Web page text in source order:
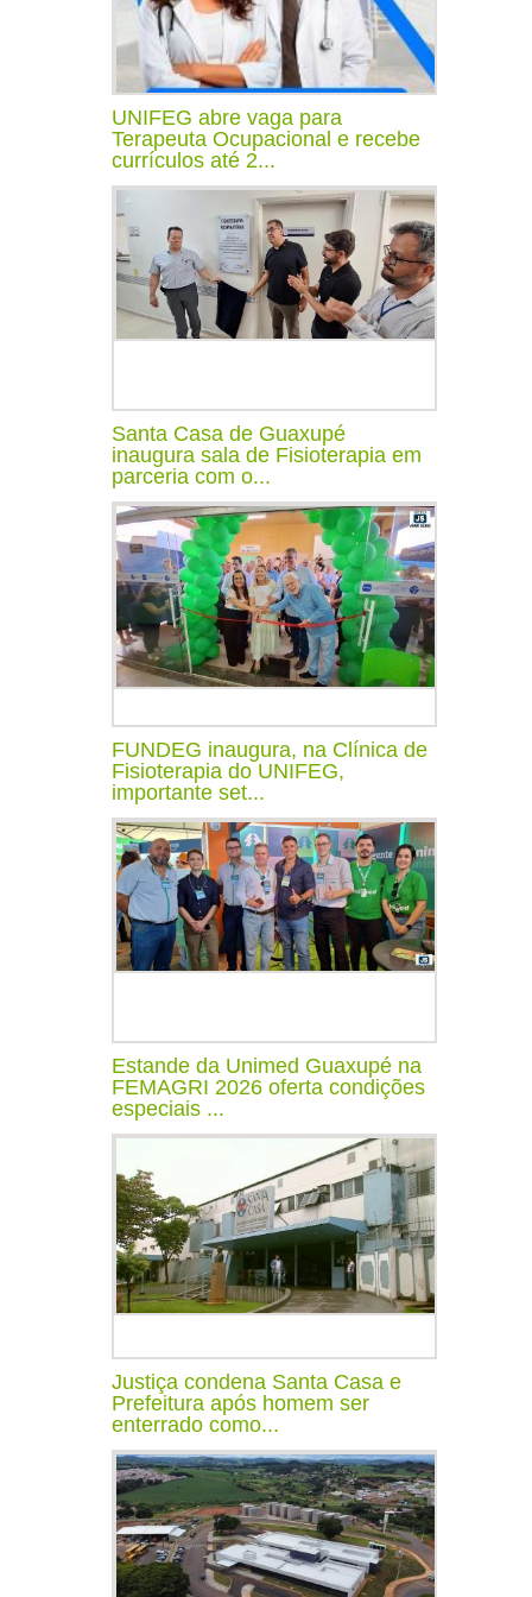
UNIFEG abre vaga para
Terapeuta Ocupacional e recebe
currículos até 2...
Santa Casa de Guaxupé
inaugura sala de Fisioterapia em
parceria com o...
FUNDEG inaugura, na Clínica de
Fisioterapia do UNIFEG,
importante set...
Estande da Unimed Guaxupé na
FEMAGRI 2026 oferta condições
especiais ...
Justiça condena Santa Casa e
Prefeitura após homem ser
enterrado como...